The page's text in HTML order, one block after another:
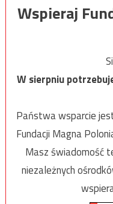
Wspieraj
W sierpniu
Państwa wsparcie
Fundacji Magna
Masz świadomość
niezależnych